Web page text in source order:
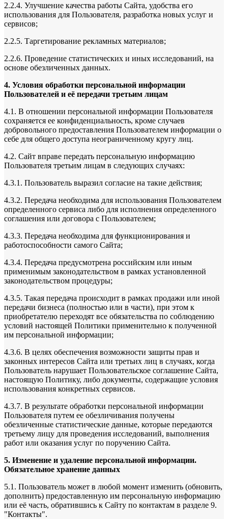
2.2.4. Улучшение качества работы Сайта, удобства его
использования для Пользователя, разработка новых услуг и
сервисов;
2.2.5. Таргетирование рекламных материалов;
2.2.6. Проведение статистических и иных исследований, на
основе обезличенных данных.
4. Условия обработки персональной информации
Пользователей и её передачи третьим лицам
4.1. В отношении персональной информации Пользователя
сохраняется ее конфиденциальность, кроме случаев
добровольного предоставления Пользователем информации о
себе для общего доступа неограниченному кругу лиц.
4.2. Сайт вправе передать персональную информацию
Пользователя третьим лицам в следующих случаях:
4.3.1. Пользователь выразил согласие на такие действия;
4.3.2. Передача необходима для использования Пользователем
определенного сервиса либо для исполнения определенного
соглашения или договора с Пользователем;
4.3.3. Передача необходима для функционирования и
работоспособности самого Сайта;
4.3.4. Передача предусмотрена российским или иным
применимым законодательством в рамках установленной
законодательством процедуры;
4.3.5. Такая передача происходит в рамках продажи или иной
передачи бизнеса (полностью или в части), при этом к
приобретателю переходят все обязательства по соблюдению
условий настоящей Политики применительно к полученной
им персональной информации;
4.3.6. В целях обеспечения возможности защиты прав и
законных интересов Сайта или третьих лиц в случаях, когда
Пользователь нарушает Пользовательское соглашение Сайта,
настоящую Политику, либо документы, содержащие условия
использования конкретных сервисов.
4.3.7. В результате обработки персональной информации
Пользователя путем ее обезличивания получены
обезличенные статистические данные, которые передаются
третьему лицу для проведения исследований, выполнения
работ или оказания услуг по поручению Сайта.
5. Изменение и удаление персональной информации.
Обязательное хранение данных
5.1. Пользователь может в любой момент изменить (обновить,
дополнить) предоставленную им персональную информацию
или её часть, обратившись к Сайту по контактам в разделе 9.
"Контакты".